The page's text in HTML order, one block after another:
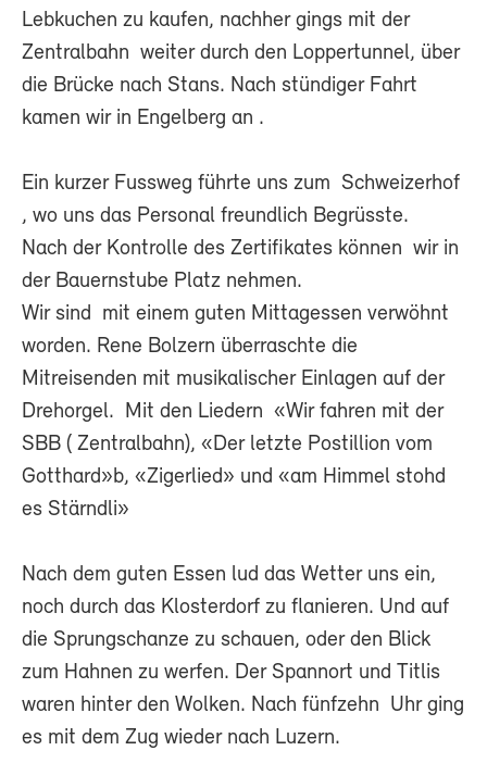
Lebkuchen zu kaufen, nachher gings mit der
Zentralbahn weiter durch den Loppertunnel, über
die Brücke nach Stans. Nach stündiger Fahrt
kamen wir in Engelberg an .
Ein kurzer Fussweg führte uns zum Schweizerhof
, wo uns das Personal freundlich Begrüsste.
Nach der Kontrolle des Zertifikates können wir in
der Bauernstube Platz nehmen.
Wir sind mit einem guten Mittagessen verwöhnt
worden. Rene Bolzern überraschte die
Mitreisenden mit musikalischer Einlagen auf der
Drehorgel. Mit den Liedern «Wir fahren mit der
SBB ( Zentralbahn), «Der letzte Postillion vom
Gotthard»b, «Zigerlied» und «am Himmel stohd
es Stärndli»
Nach dem guten Essen lud das Wetter uns ein,
noch durch das Klosterdorf zu flanieren. Und auf
die Sprungschanze zu schauen, oder den Blick
zum Hahnen zu werfen. Der Spannort und Titlis
waren hinter den Wolken. Nach fünfzehn Uhr ging
es mit dem Zug wieder nach Luzern.